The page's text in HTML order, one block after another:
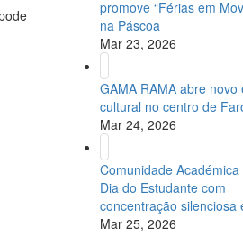
promove “Férias em
na Páscoa
Mar 23, 2026
GAMA RAMA abre novo
cultural no centro de
Mar 24, 2026
Comunidade
Dia do Estudante com
concentração silenciosa
Mar 25, 2026